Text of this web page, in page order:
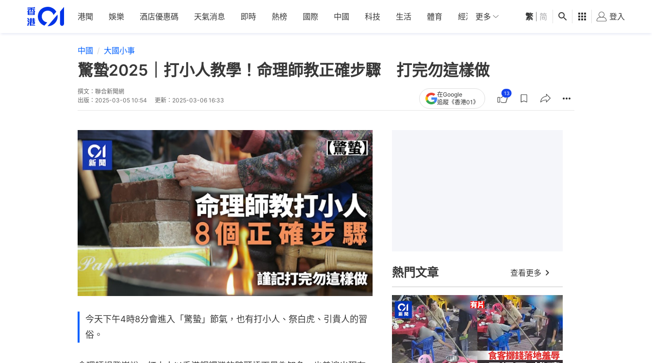
港聞 娛樂 酒店優惠碼 天氣消息 即時 熱榜 國際 中國 科技 生活 體育 經濟 01深圳 觀點 健康 好食玩飛
更多 繁 简 登入
中國 大國小事
驚蟄2025｜打小人教學！命理師教正確步驟 打完勿這樣做
撰文： 聯合新聞網
出版： 2025-03-05 10:54 更新： 2025-03-06 16:33
在Google
追蹤《香港01》
13
今天下午4時8分會進入「驚蟄」節氣，也有打小人、祭白虎、引貴人的習
俗。
熱門文章 查看更多